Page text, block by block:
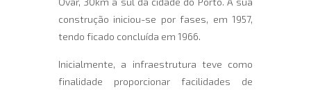
construção iniciou-se por fases, em 1957,
tendo ficado concluída em 1966.
Inicialmente, a infraestrutura teve como
finalidade proporcionar facilidades de